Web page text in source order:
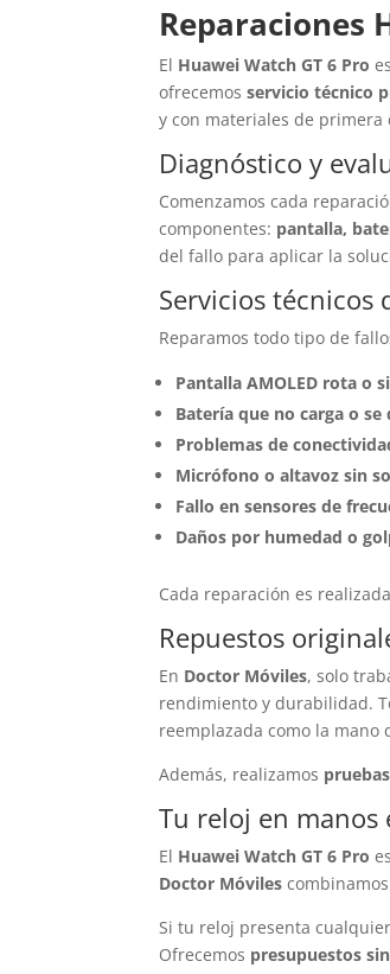
Reparaciones
El Huawei Watch GT 6 Pro
ofrecemosservicio técnico
y con materiales de primera
Diagnóstico y
Comenzamos cada
componentes: pantalla,
del fallo para aplicar la
Servicios técnicos
Reparamos todo tipo de
Pantalla AMOLED rota o
Batería que no carga o
Problemas de
Micrófono o altavoz sin
Fallo en sensores de
Daños por humedad o
Cada reparación es
Repuestos
En Doctor Móviles, solo
rendimiento y durabilidad.
reemplazada como la mano
Además, realizamos
Tu reloj en manos
El Huawei Watch GT 6 Pro
Doctor Móviles
Si tu reloj presenta
Ofrecemos presupuestos